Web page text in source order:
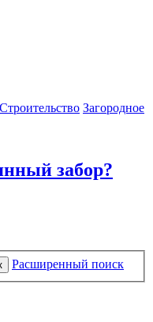
Строительство Загородное
забор?
Расширенный поиск